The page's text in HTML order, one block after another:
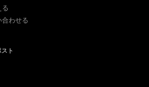
る
合わせる